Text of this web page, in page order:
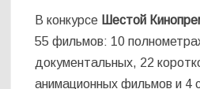
В конкурсе Шестой
55 фильмов: 10
документальных, 22
анимационных фильмов и 4